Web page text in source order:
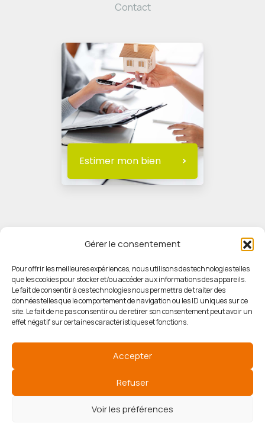
Gérer le consentement
Pour offrir les meilleures expériences, nous utilisons des technologies telles
que les cookies pour stocker et/ou accéder aux informations des appareils.
Le fait de consentir à ces technologies nous permettra de traiter des
données telles que le comportement de navigation ou les ID uniques sur ce
site. Le fait de ne pas consentir ou de retirer son consentement peut avoir un
effet négatif sur certaines caractéristiques et fonctions.
Accepter
Refuser
Voir les préférences
Contact
Estimer mon bien
© HORIZON IMMOBILIER
Mentions légales
Politique des cookies